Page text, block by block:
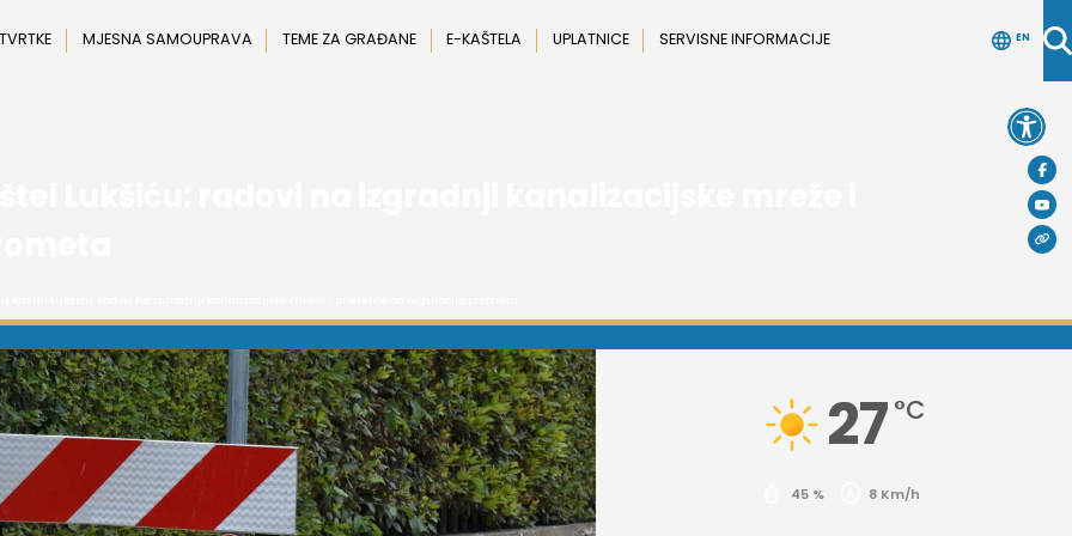
MJESNA SAMOUPRAVA TEME ZA GRAĐANE E-KAŠTELA UPLATNICE SERVISNE INFORMACIJE EN
27 °C
45 % 8 Km/h